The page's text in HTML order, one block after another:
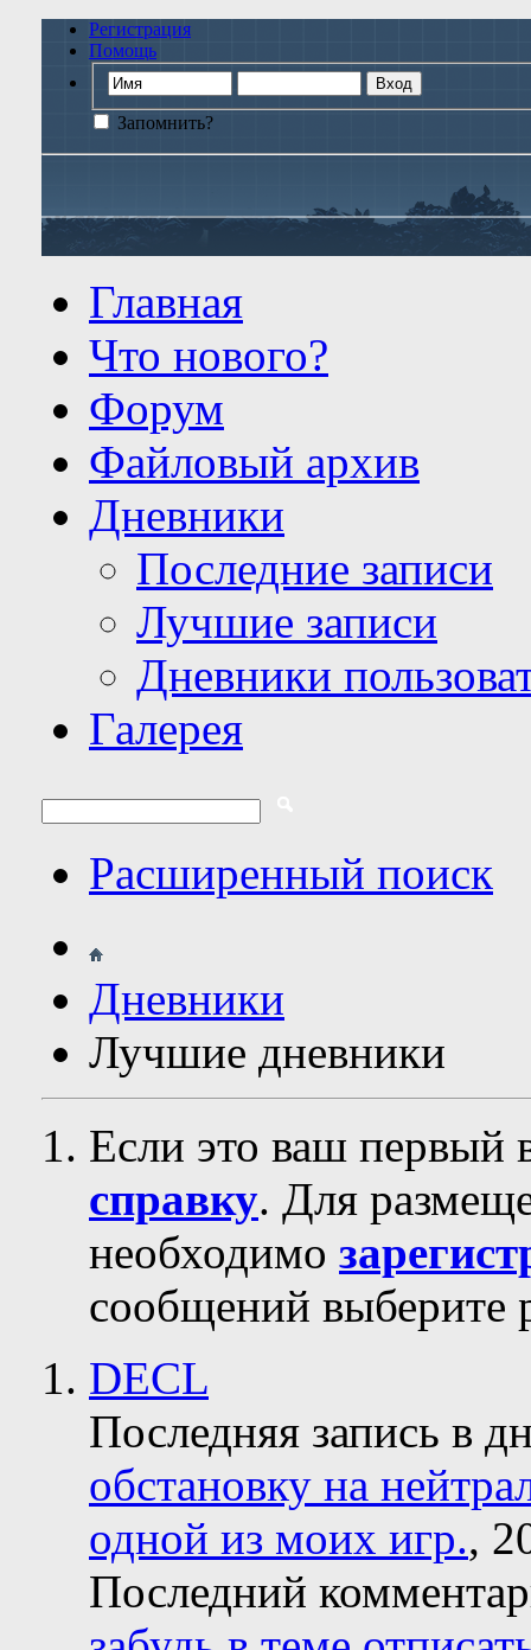
Регистрация
Помощь
Запомнить?
Главная
Что нового?
Форум
Файловый архив
Дневники
Последние записи
Лучшие записи
Дневники
Галерея
Расширенный поиск
Дневники
Лучшие дневники
Если это ваш первый
справку. Для
необходимо
сообщений выберите
DECL
Последняя запись в
обстановку на
одной из моих игр.,
Последний